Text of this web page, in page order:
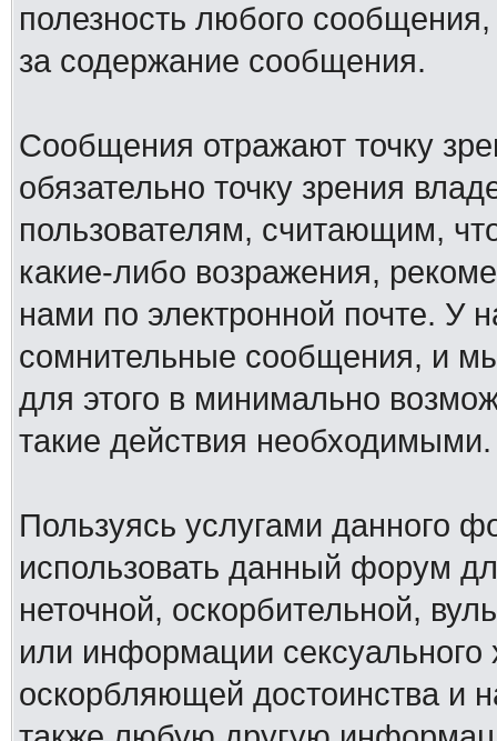
полезность любого
за содержание сообщения.
Сообщения отражают точку
обязательно точку зрения
пользователям, считающим,
какие-либо возражения,
нами по электронной почте. У
сомнительные сообщения, и
для этого в минимально
такие действия необходимыми.
Пользуясь услугами данного
использовать данный форум
неточной, оскорбительной,
или информации
оскорбляющей достоинства и